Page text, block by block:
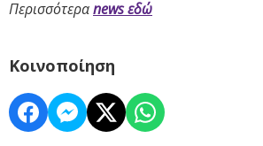
Περισσότεραnews εδώ
Κοινοποίηση